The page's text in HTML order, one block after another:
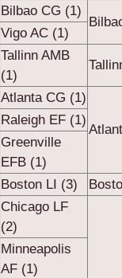
Bilbao CG (1)
Vigo AC (1)
Tallinn AMB
(1)
Atlanta CG (1)
Raleigh EF (1)
Greenville
EFB (1)
Boston LI (3)
Chicago LF
(2)
Minneapolis
AF (1)